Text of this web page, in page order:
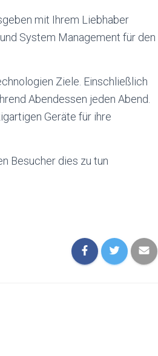
mit Ihrem Liebhaber
System Management für den
Ziele. Einschließlich
Abendessen jeden Abend.
Geräte für ihre
Besucher dies zu tun